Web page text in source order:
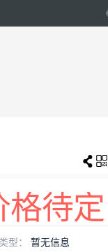
 
格待定
型： 暂无信息